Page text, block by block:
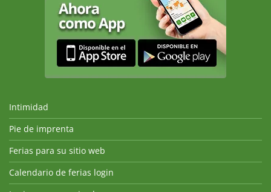
Intimidad
Pie de imprenta
Ferias para su sitio web
Calendario de ferias login